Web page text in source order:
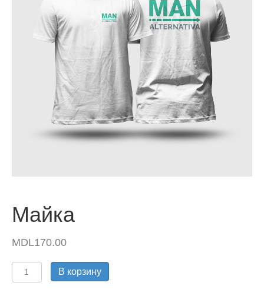
Майка
MDL170.00
Количество
товара
В корзину